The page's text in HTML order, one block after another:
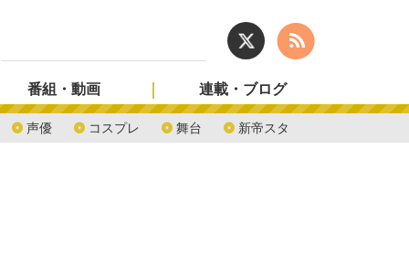
声優 コスプレ 舞台 新帝スタ
番組・動画 連載・ブログ